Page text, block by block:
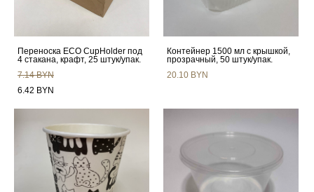
Переноска ECO CupHolder под
4 стакана, крафт, 25 штук/упак.
7.14 BYN
6.42 BYN
Контейнер 1500 мл с крышкой,
прозрачный, 50 штук/упак.
20.10 BYN